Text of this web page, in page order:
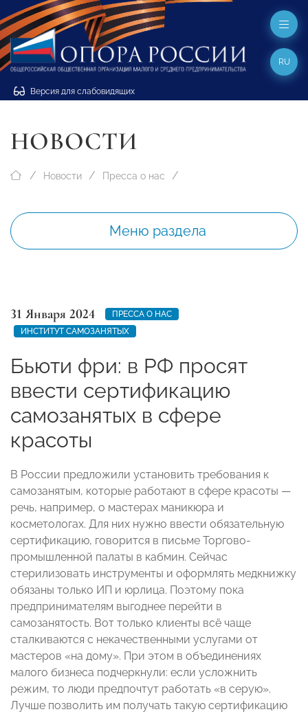
Версия для слабовидящих
RU
НОВОСТИ
Новости Пресса о нас
Меню раздела
31 Января 2024
ПРЕССА О НАС
ИНСТИТУТ САМОЗАНЯТЫХ
Бьюти фри: в РФ просят
ввести сертификацию
самозанятых в сфере
красоты
В России предложили установить требования к
самозанятым, которые работают в сфере красоты —
речь, например, о мастерах маникюра и
косметологах. Для них нужно ввести обязательную
сертификацию, говорится в письме Торгово-
промышленной палаты в кабмин. Сейчас
стерилизовать инструменты и оформлять медкнижку
обязаны только ИП и юрлица. Поэтому пока
предпринимателям выгоднее перейти в
самозанятость. Вот только клиенты всё чаще
сталкиваются с некачественными услугами от
мастеров «на дому». При этом в объединениях
малого бизнеса подчеркнули: если усложнить
режим, то люди предпочтут работать «в серую».
Лучше позволить им получать такую сертификацию